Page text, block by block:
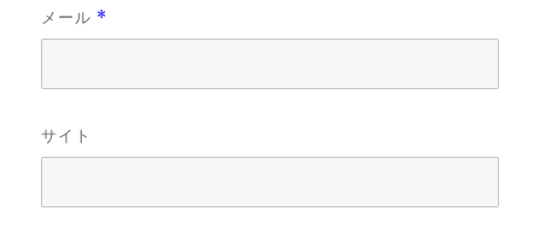
メール *
サイト